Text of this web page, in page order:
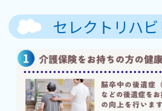
セレクトリハ